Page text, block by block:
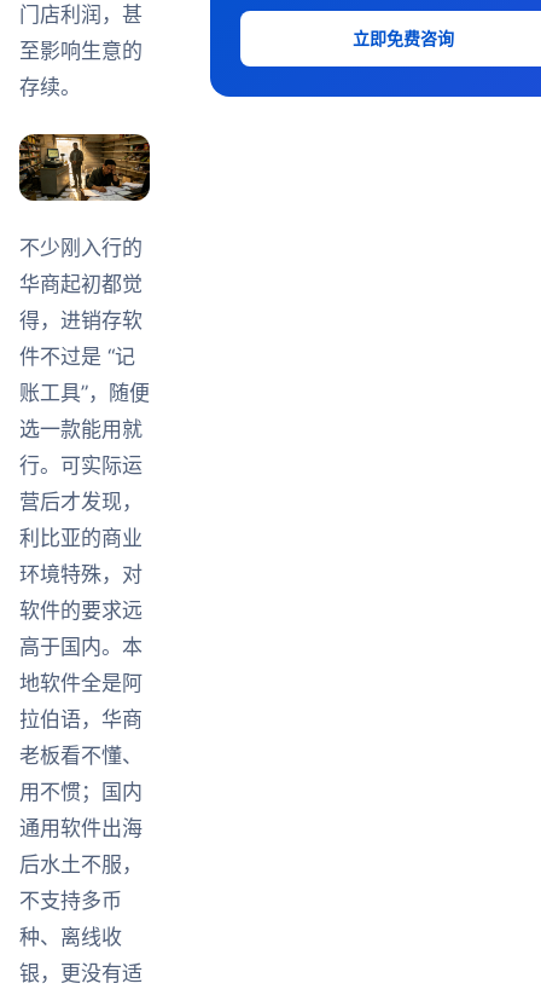
门店利润，甚
至影响生意的
存续。
不少刚入行的
华商起初都觉
得，进销存软
件不过是 “记
账工具”，随便
选一款能用就
行。可实际运
营后才发现，
利比亚的商业
环境特殊，对
软件的要求远
高于国内。本
地软件全是阿
拉伯语，华商
老板看不懂、
用不惯；国内
通用软件出海
后水土不服，
不支持多币
种、离线收
银，更没有适
立即免费咨询